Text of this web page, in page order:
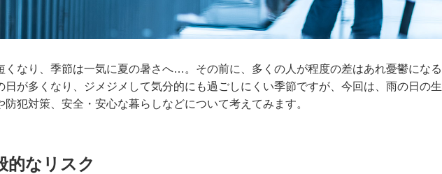
くなり、季節は一気に夏の暑さへ…。その前に、多くの人が程度の差はあれ憂鬱になる
日が多くなり、ジメジメして気分的にも過ごしにくい季節ですが、今回は、雨の日の生
犯対策、安全・安心な暮らしなどについて考えてみます。
的なリスク